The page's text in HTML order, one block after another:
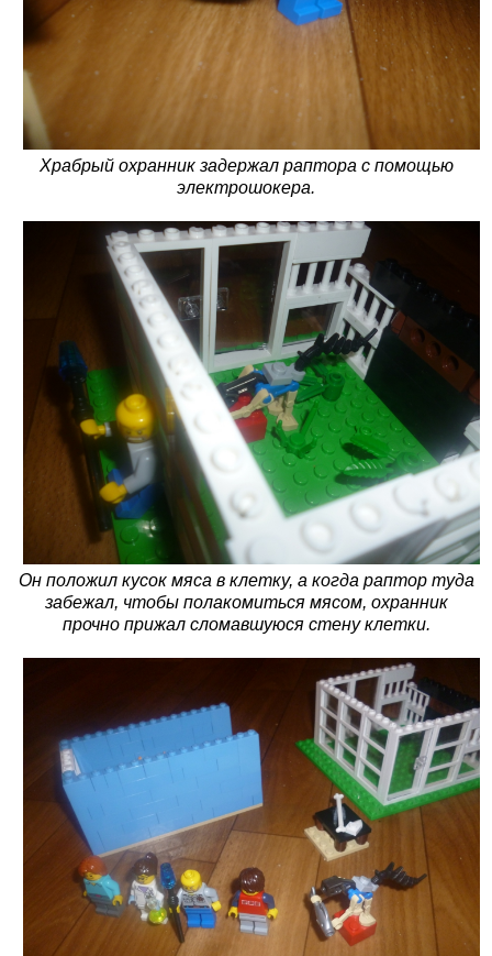
Храбрый охранник задержал раптора с помощью
электрошокера.
Он положил кусок мяса в клетку, а когда раптор туда
забежал, чтобы полакомиться мясом, охранник
прочно прижал сломавшуюся стену клетки.